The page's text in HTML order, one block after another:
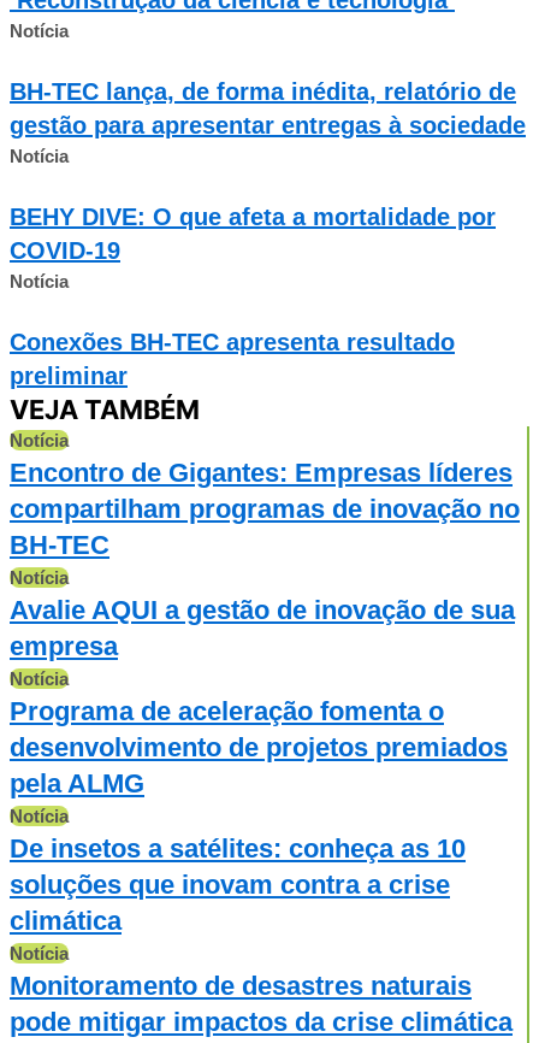
Notícia
BH-TEC lança, de forma inédita, relatório de
gestão para apresentar entregas à sociedade
Notícia
BEHY DIVE: O que afeta a mortalidade por
COVID-19
Notícia
Conexões BH-TEC apresenta resultado
preliminar
VEJA TAMBÉM
Notícia
Encontro de Gigantes: Empresas líderes
compartilham programas de inovação no
BH-TEC
Notícia
Avalie AQUI a gestão de inovação de sua
empresa
Notícia
Programa de aceleração fomenta o
desenvolvimento de projetos premiados
pela ALMG
Notícia
De insetos a satélites: conheça as 10
soluções que inovam contra a crise
climática
Notícia
Monitoramento de desastres naturais
pode mitigar impactos da crise climática